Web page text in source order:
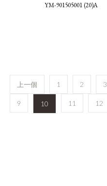
YM-901505001 (20)A
上一個 1 2 3
9 10 11 12